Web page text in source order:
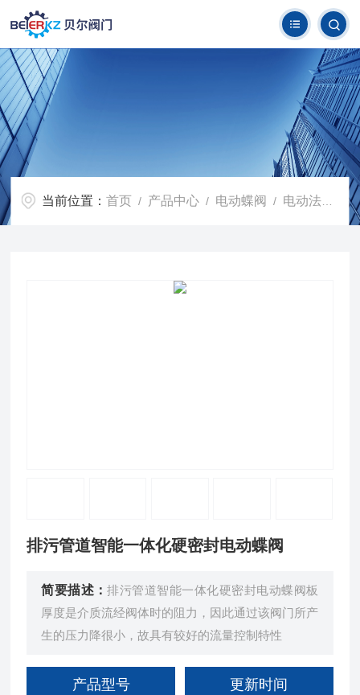
当前位置：首页 / 产品中心 / 电动蝶阀 / 电动法兰蝶阀
排污管道智能一体化硬密封电动蝶阀
简要描述：排污管道智能一体化硬密封电动蝶阀板
厚度是介质流经阀体时的阻力，因此通过该阀门所产
生的压力降很小，故具有较好的流量控制特性
产品型号 更新时间